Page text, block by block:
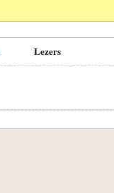
Lezers